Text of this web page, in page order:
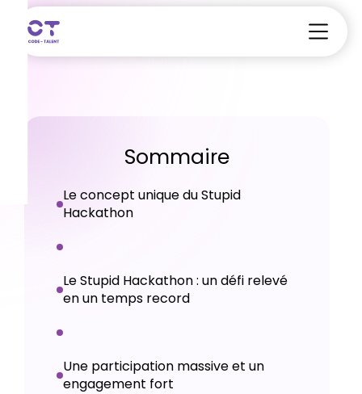
Sommaire
Le concept unique du Stupid
Hackathon
Le Stupid Hackathon : un défi relevé
en un temps record
Une participation massive et un
engagement fort